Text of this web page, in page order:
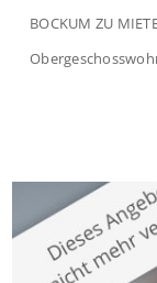
BOCKUM ZU
großzügige
modernen
verbindet. Der […]